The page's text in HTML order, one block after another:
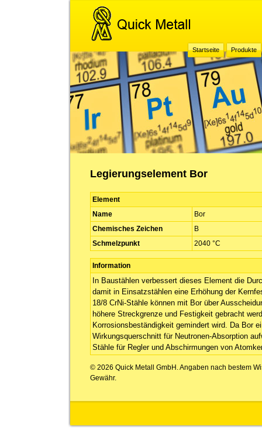
Startseite Produkte
Legierungselement Bor
Element
Name
Bor
Chemisches Zeichen
B
Schmelzpunkt
2040 °C
Information
In Baustählen verbessert dieses Element die
damit in Einsatzstählen eine Erhöhung der
18/8 CrNi-Stähle können mit Bor über
höhere Streckgrenze und Festigkeit gebracht
Korrosionsbeständigkeit gemindert wird. Da Bor
Wirkungsquerschnitt für Neutronen-Absorption
Stähle für Regler und Abschirmungen von
© 2026 Quick Metall GmbH. Angaben nach bestem
Gewähr.